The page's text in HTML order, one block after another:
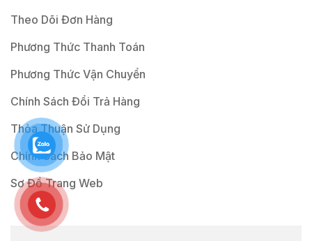
Theo Dõi Đơn Hàng
Phương Thức Thanh Toán
Phương Thức Vận Chuyển
Chính Sách Đổi Trả Hàng
Thỏa Thuận Sử Dụng
Chính Sách Bảo Mật
Sơ Đồ Trang Web